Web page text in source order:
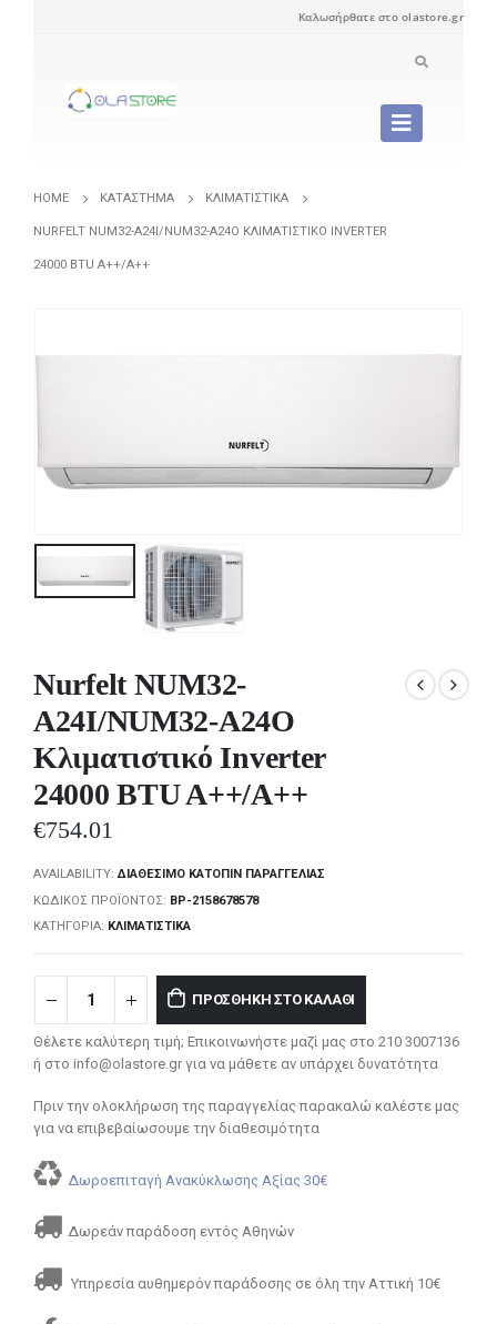
Καλωσήρθατε στο olastore.gr
HOME ΚΑΤΆΣΤΗΜΑ ΚΛΙΜΑΤΙΣΤΙΚΆ
NURFELT NUM32-A24I/NUM32-A24O ΚΛΙΜΑΤΙΣΤΙΚΌ INVERTER
24000 BTU A++/A++
Nurfelt NUM32-
A24I/NUM32-A24O
Κλιματιστικό Inverter
24000 BTU A++/A++
€754.01
AVAILABILITY:ΔΙΑΘΈΣΙΜΟ ΚΑΤΌΠΙΝ ΠΑΡΑΓΓΕΛΊΑΣ
ΚΩΔΙΚΌΣ ΠΡΟΪΌΝΤΟΣ: BP-2158678578
ΚΑΤΗΓΟΡΊΑ: ΚΛΙΜΑΤΙΣΤΙΚΆ
ΠΡΟΣΘΉΚΗ ΣΤΟ ΚΑΛΆΘΙ
Θέλετε καλύτερη τιμή; Επικοινωνήστε μαζί μας στο 210 3007136
ή στο info@olastore.gr για να μάθετε αν υπάρχει δυνατότητα
Πριν την ολοκλήρωση της παραγγελίας παρακαλώ καλέστε μας
για να επιβεβαίωσουμε την διαθεσιμότητα
Δωροεπιταγή Ανακύκλωσης Αξίας 30€
Δωρεάν παράδοση εντός Αθηνών
Υπηρεσία αυθημερόν παράδοσης σε όλη την Αττική 10€